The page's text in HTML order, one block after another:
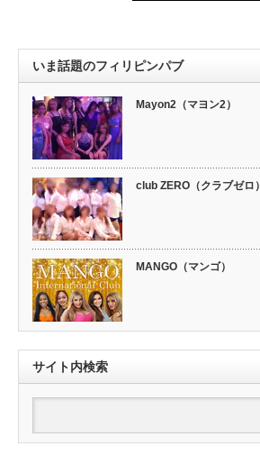
いま話題のフィリピンパブ
Mayon2（マヨン2）
club ZERO（クラブゼロ）
MANGO（マンゴ）
サイト内検索